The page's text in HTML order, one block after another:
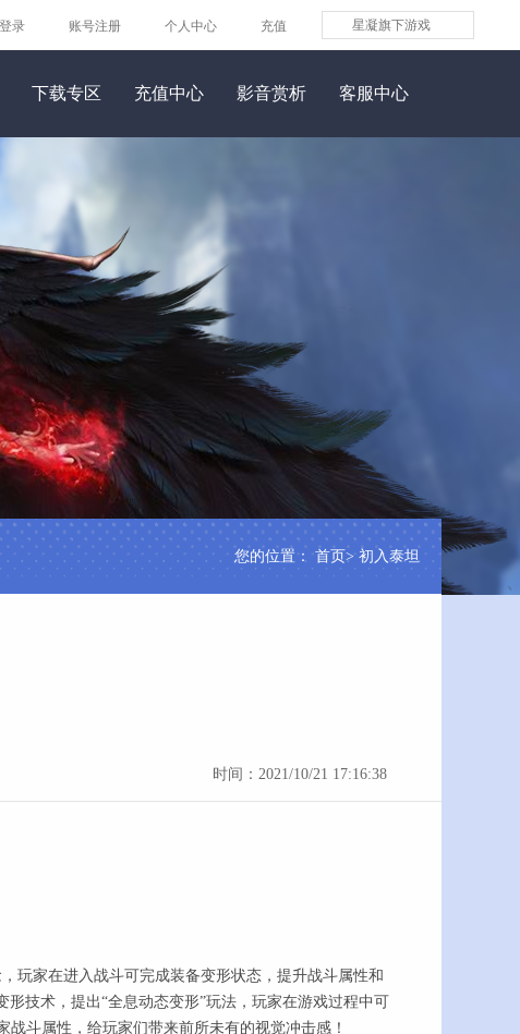
登录 账号注册 个人中心 充值 星凝旗下游戏
下载专区 充值中心 影音赏析 客服中心
您的位置： 首页> 初入泰坦
时间：2021/10/21 17:16:38
玩家在进入战斗可完成装备变形状态，提升战斗属性和
技术，提出“全息动态变形”玩法，玩家在游戏过程中可
斗属性，给玩家们带来前所未有的视觉冲击感！